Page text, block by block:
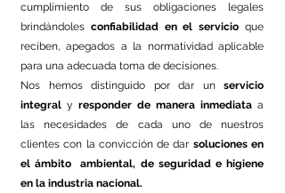
cumplimiento de sus obligaciones legales
brindándoles confiabilidad en el servicio que
reciben, apegados a la normatividad aplicable
para una adecuada toma de decisiones.
Nos hemos distinguido por dar un servicio
integral y responder de manera inmediata a
las necesidades de cada uno de nuestros
clientes con la convicción de dar soluciones en
el ámbito ambiental, de seguridad e higiene
en la industria nacional.